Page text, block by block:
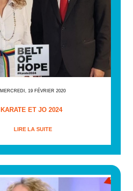
MERCREDI, 19 FÉVRIER 2020
KARATE ET JO 2024
LIRE LA SUITE